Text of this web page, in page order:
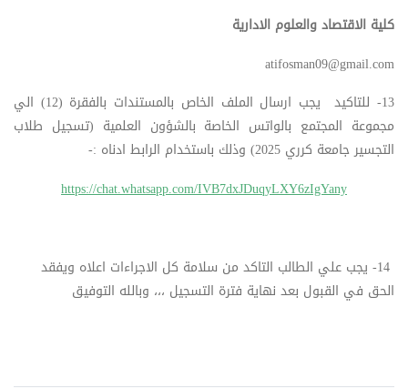
كلية الاقتصاد والعلوم الادارية
atifosman09@gmail.com
13- للتاكيد يجب ارسال الملف الخاص بالمستندات بالفقرة (12) الي
مجموعة المجتمع بالواتس الخاصة بالشؤون العلمية (تسجيل طلاب
التجسير جامعة كرري 2025) وذلك باستخدام الرابط ادناه :-
https://chat.whatsapp.com/IVB7dxJDuqyLXY6zIgYany
14- يجب علي الطالب التاكد من سلامة كل الاجراءات اعلاه ويفقد
الحق في القبول بعد نهاية فترة التسجيل ،،، وبالله التوفيق